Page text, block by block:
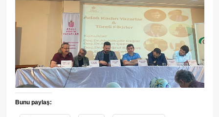
Bunu paylaş: